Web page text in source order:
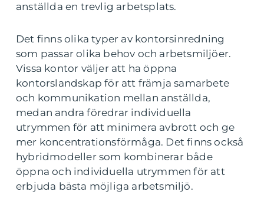
anställda en trevlig arbetsplats.
Det finns olika typer av kontorsinredning
som passar olika behov och arbetsmiljöer.
Vissa kontor väljer att ha öppna
kontorslandskap för att främja samarbete
och kommunikation mellan anställda,
medan andra föredrar individuella
utrymmen för att minimera avbrott och ge
mer koncentrationsförmåga. Det finns också
hybridmodeller som kombinerar både
öppna och individuella utrymmen för att
erbjuda bästa möjliga arbetsmiljö.